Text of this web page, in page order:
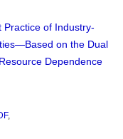
Practice of Industry-
on the Dual
Dependence
,